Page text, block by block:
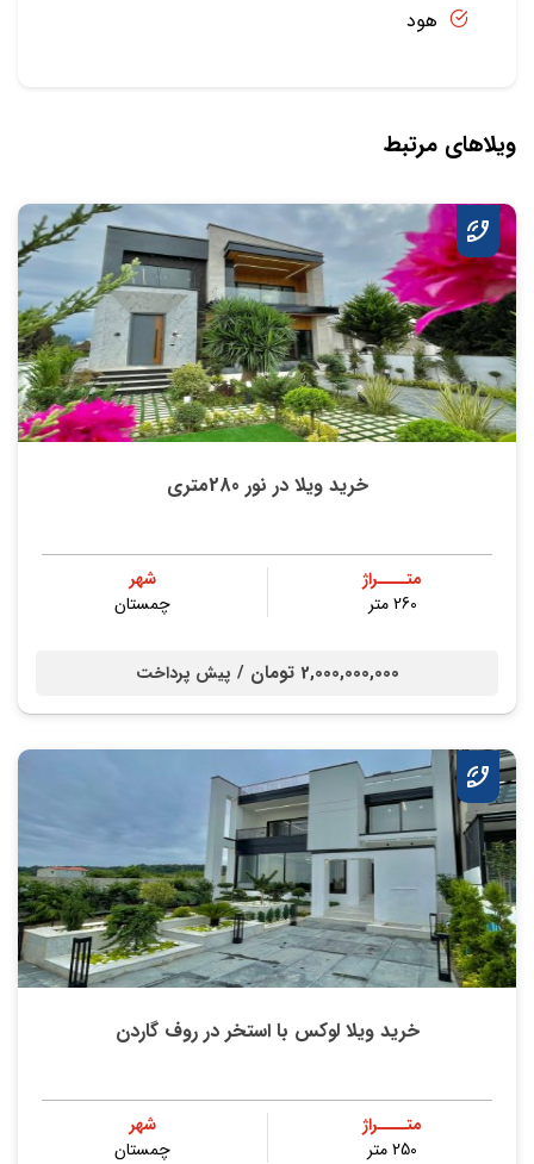
هود
ویلاهای مرتبط
خرید ویلا در نور 280متری
متــــراژ
260 متر
شهر
چمستان
2,000,000,000 تومان / پیش پرداخت
خرید ویلا لوکس با استخر در روف گاردن
متــــراژ
250 متر
شهر
چمستان